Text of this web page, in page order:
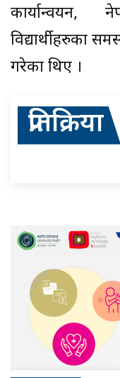
कार्यान्वयन,
विद्यार्थीहरुका
गरेका थिए ।
प्रतिक्रिया